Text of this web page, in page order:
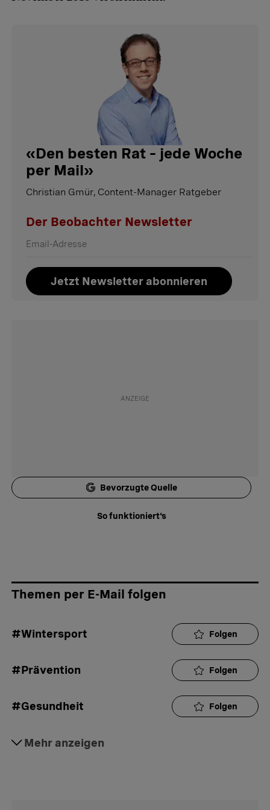
«Den besten Rat – jede Woche
per Mail»
Christian Gmür, Content-Manager Ratgeber
Der Beobachter Newsletter
Jetzt Newsletter abonnieren
Bevorzugte Quelle
So funktioniert's
Themen per E-Mail folgen
#Wintersport Folgen
#Prävention Folgen
#Gesundheit Folgen
Mehr anzeigen
#Sport